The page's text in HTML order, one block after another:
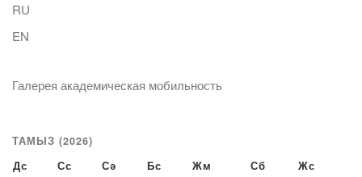
RU
EN
Галерея академическая мобильность
ТАМЫЗ (2026)
Дс Сс Сә Бс Жм Сб Жс